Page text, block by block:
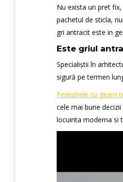
Nu exista un pret
pachetul de sticla,
gri antracit este in
Este griul
Specialiștii în
sigură pe termen
Ferestrele cu geam
cele mai bune
locuinta moderna si